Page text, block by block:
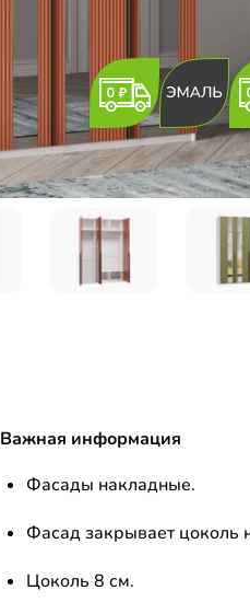
Важная информация
Фасады накладные.
Фасад закрывает цоколь
Цоколь 8 см.